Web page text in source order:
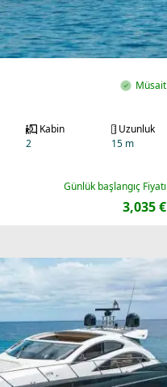
Müsait
Günlük başlangıç Fiyatı
3,035 €
Kabin
2
Uzunluk
15 m